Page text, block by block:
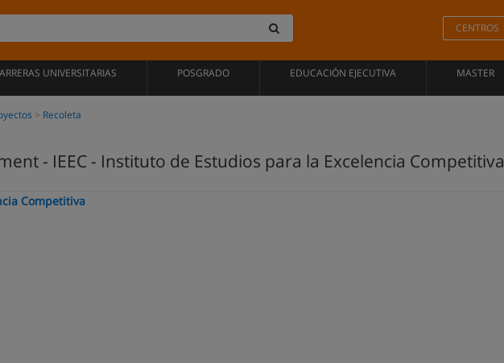
CENTROS
UNIVERSITARIAS POSGRADO EDUCACIÓN EJECUTIVA MASTER
Recoleta
- IEEC - Instituto de Estudios para la Excelencia Competitiva
Competitiva